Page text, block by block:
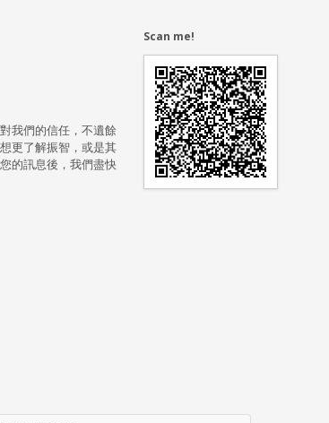
Scan me!
我們的信任，不遺餘
更了解振智，或是其
的訊息後，我們盡快